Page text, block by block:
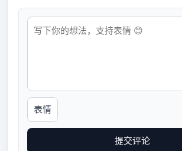
表情
提交评论